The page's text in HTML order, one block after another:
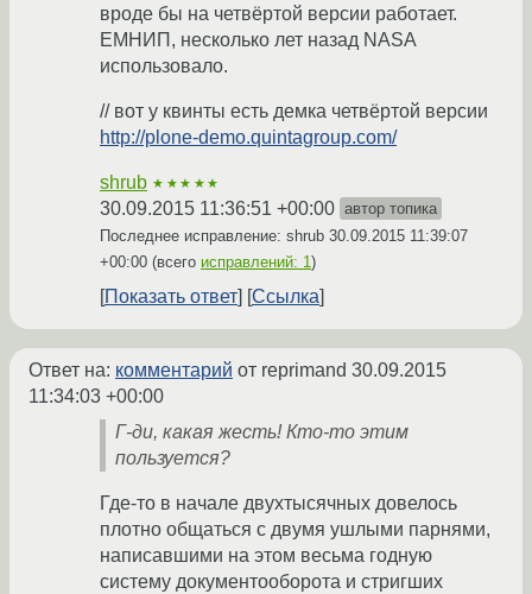
вроде бы на четвёртой версии работает.
ЕМНИП, несколько лет назад NASA
использовало.
// вот у квинты есть демка четвёртой версии
http://plone-demo.quintagroup.com/
shrub ★★★★★
30.09.2015 11:36:51 +00:00 автор топика
Последнее исправление: shrub 30.09.2015 11:39:07
+00:00 (всего исправлений: 1)
Показать ответ Ссылка
Ответ на: комментарий от reprimand 30.09.2015
11:34:03 +00:00
Г-ди, какая жесть! Кто-то этим
пользуется?
Где-то в начале двухтысячных довелось
плотно общаться с двумя ушлыми парнями,
написавшими на этом весьма годную
систему документооборота и стригших